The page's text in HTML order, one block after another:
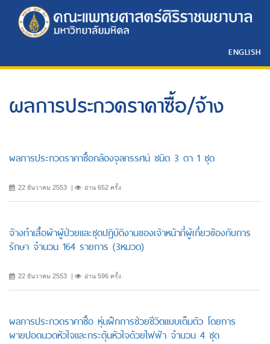
ENGLISH
ผลการประกวดราคาซื้อ/จ้าง
ผลการประกวดราคาซื้อกล้องจุลทรรศน์ ชนิด 3 ตา 1 ชุด
22 ธันวาคม 2553 อ่าน 652 ครั้ง
จ้างทำเสื้อผ้าผู้ป่วยและชุดปฏิบัติงานของเจ้าหน้าที่ผู้เกี่ยวข้องกับการ
รักษา จำนวน 164 รายการ (3หมวด)
22 ธันวาคม 2553 อ่าน 596 ครั้ง
ผลการประกวดราคาซื้อ หุ่นฝึกการช่วยชีวิตแบบเต็มตัว โดยการ
ผายปอดนวดหัวใจและกระตุ้นหัวใจด้วยไฟฟ้า จำนวน 4 ชุด